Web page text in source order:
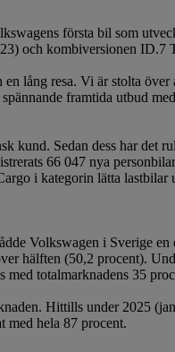
första bil som
och kombiversionen ID.7
lång resa. Vi är stolta
framtida utbud
kund. Sedan dess har det
66 047 nya
i kategorin lätta lastbilar
Volkswagen i Sverige
hälften (50,2 procent).
totalmarknadens 35
Hittills under 2025
med hela 87 procent.